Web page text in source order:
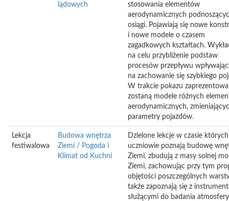
lądowych
stosowania elementów
aerodynamicznych
osiągi. Pojawiają się nowe
i nowe modele o czasem
zagadkowych kształtach.
na celu przybliżenie podstaw
procesów przepływu
na zachowanie się szybkiego
W trakcie pokazu
zostaną modele różnych
aerodynamicznych,
parametry pojazdów.
Lekcja
festiwalowa
Budowa wnętrza
Ziemi / Pogoda i
Klimat od Kuchni
Dzielone lekcje w czasie których
uczniowie poznają budowę
Ziemi, zbudują z masy solnej
Ziemi, zachowując przy tym
objętości poszczególnych
także zapoznają się z
służącymi do badania